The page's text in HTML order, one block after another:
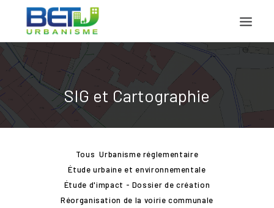
ACCUEIL
PRÉSENTATIONSIG et Cartographie
Tous Urbanisme réglementaire
Étude urbaine et environnementale
Étude d'impact - Dossier de création
Réorganisation de la voirie communale